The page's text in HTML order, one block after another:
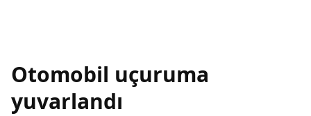
Otomobil uçuruma
yuvarlandı